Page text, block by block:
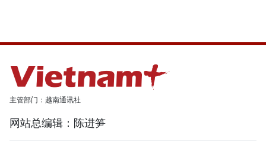
主管部门：越南通讯社
网站总编辑：陈进笋